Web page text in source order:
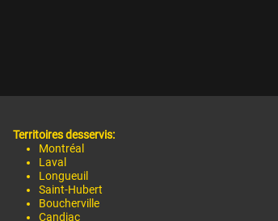
Territoires desservis:
Montréal
Laval
Longueuil
Saint-Hubert
Boucherville
Candiac